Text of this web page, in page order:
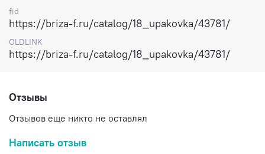
fid
https://briza-f.ru/catalog/18_upakovka/43781/
OLDLINK
https://briza-f.ru/catalog/18_upakovka/43781/
Отзывы
Отзывов еще никто не оставлял
Написать отзыв